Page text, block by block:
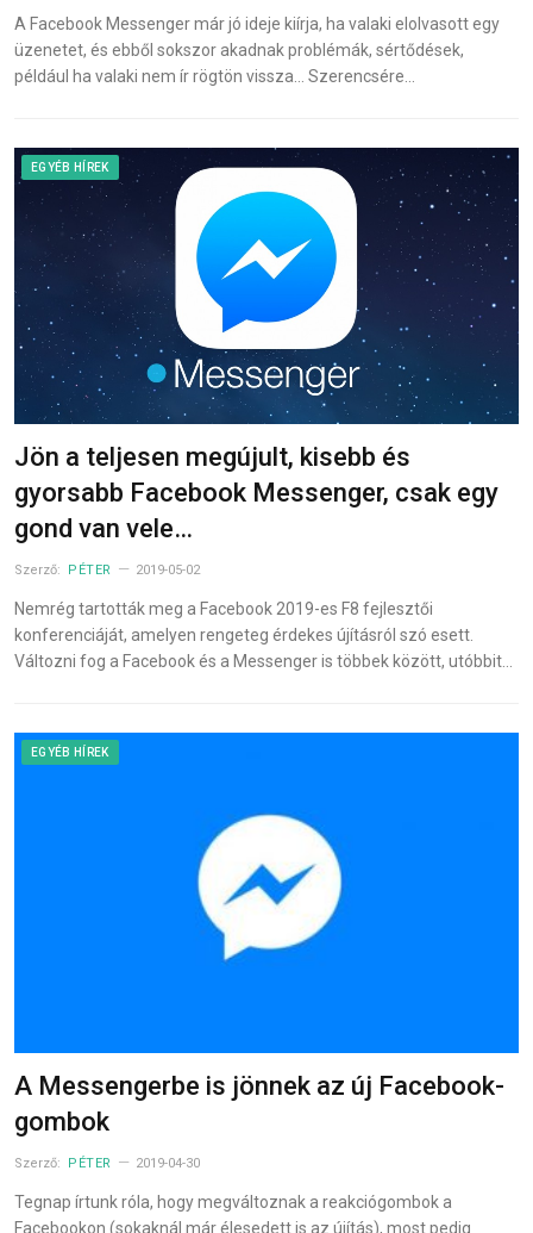
A Facebook Messenger már jó ideje kiírja, ha valaki elolvasott egy
üzenetet, és ebből sokszor akadnak problémák, sértődések,
például ha valaki nem ír rögtön vissza… Szerencsére…
EGYÉB HÍREK
Jön a teljesen megújult, kisebb és
gyorsabb Facebook Messenger, csak egy
gond van vele…
Szerző: PÉTER 2019-05-02
Nemrég tartották meg a Facebook 2019-es F8 fejlesztői
konferenciáját, amelyen rengeteg érdekes újításról szó esett.
Változni fog a Facebook és a Messenger is többek között, utóbbit…
EGYÉB HÍREK
A Messengerbe is jönnek az új Facebook-
gombok
Szerző: PÉTER 2019-04-30
Tegnap írtunk róla, hogy megváltoznak a reakciógombok a
Facebookon (sokaknál már élesedett is az újítás), most pedig